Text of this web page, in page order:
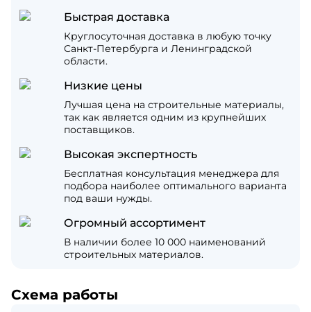
Быстрая доставка
Круглосуточная доставка в любую точку
Санкт-Петербурга и Ленинградской
области.
Низкие цены
Лучшая цена на строительные материалы,
так как является одним из крупнейших
поставщиков.
Высокая экспертность
Бесплатная консультация менеджера для
подбора наиболее оптимального варианта
под ваши нужды.
Огромный ассортимент
В наличии более 10 000 наименований
строительных материалов.
Схема работы